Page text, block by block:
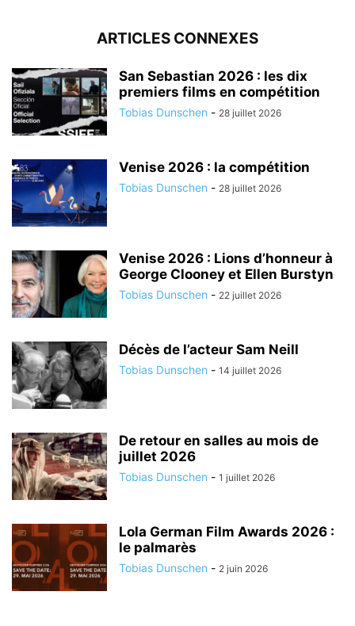
ARTICLES CONNEXES
San Sebastian 2026 : les dix
premiers films en compétition
Tobias Dunschen - 28 juillet 2026
Venise 2026 : la compétition
Tobias Dunschen - 28 juillet 2026
Venise 2026 : Lions d’honneur à
George Clooney et Ellen Burstyn
Tobias Dunschen - 22 juillet 2026
Décès de l’acteur Sam Neill
Tobias Dunschen - 14 juillet 2026
De retour en salles au mois de
juillet 2026
Tobias Dunschen - 1 juillet 2026
Lola German Film Awards 2026 :
le palmarès
Tobias Dunschen - 2 juin 2026